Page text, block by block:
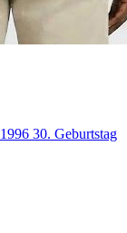
1996 30. Geburtstag